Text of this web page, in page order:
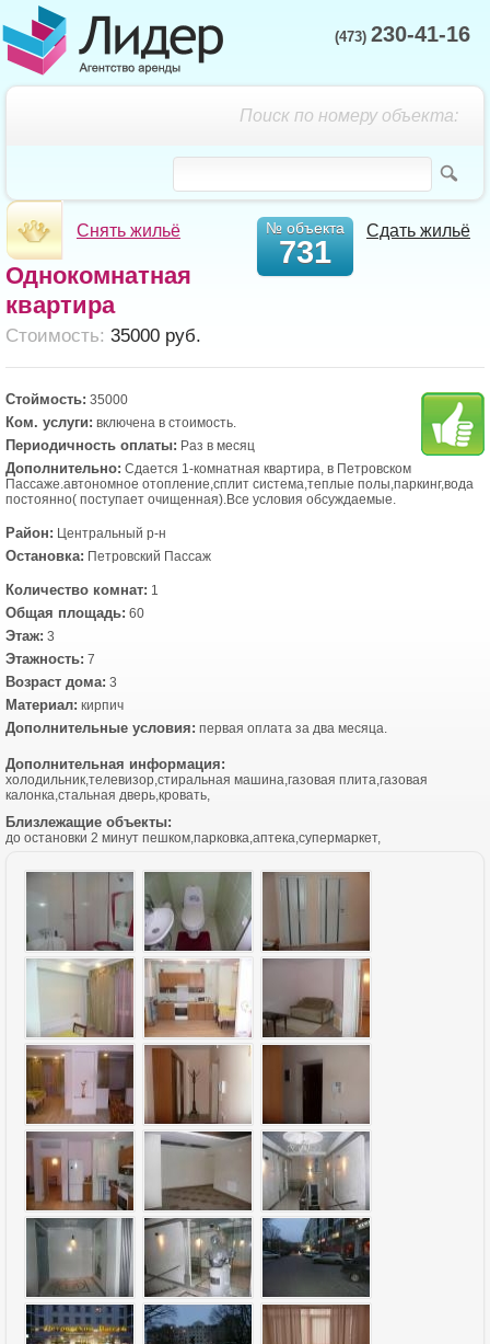
(473) 230-41-16
Поиск по номеру объекта:
Снять жильё Сдать жильё
№ объекта
731
Однокомнатная
квартира
Cтоимость: 35000 руб.
Стоймость: 35000
Ком. услуги: включена в стоимость.
Периодичность оплаты: Раз в месяц
Дополнительно: Сдается 1-комнатная квартира, в Петровском
Пассаже.автономное отопление,сплит система,теплые полы,паркинг,вода
постоянно( поступает очищенная).Все условия обсуждаемые.
Район: Центральный р-н
Остановка: Петровский Пассаж
Количество комнат: 1
Общая площадь: 60
Этаж: 3
Этажность: 7
Возраст дома: 3
Материал: кирпич
Дополнительные условия: первая оплата за два месяца.
Дополнительная информация:
холодильник,телевизор,стиральная машина,газовая плита,газовая
калонка,стальная дверь,кровать,
Близлежащие объекты:
до остановки 2 минут пешком,парковка,аптека,супермаркет,